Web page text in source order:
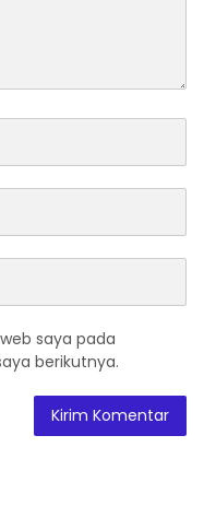
saya pada
berikutnya.